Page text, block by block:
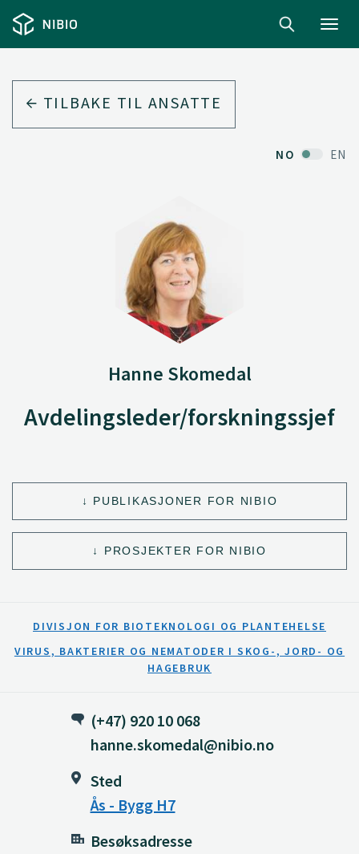
TILBAKE TIL ANSATTE
NO EN
Hanne Skomedal
Avdelingsleder/forskningssjef
PUBLIKASJONER FOR NIBIO
PROSJEKTER FOR NIBIO
DIVISJON FOR BIOTEKNOLOGI OG PLANTEHELSE
VIRUS, BAKTERIER OG NEMATODER I SKOG-, JORD- OG
HAGEBRUK
(+47) 920 10 068
hanne.skomedal@nibio.no
Sted
Ås - Bygg H7
Besøksadresse